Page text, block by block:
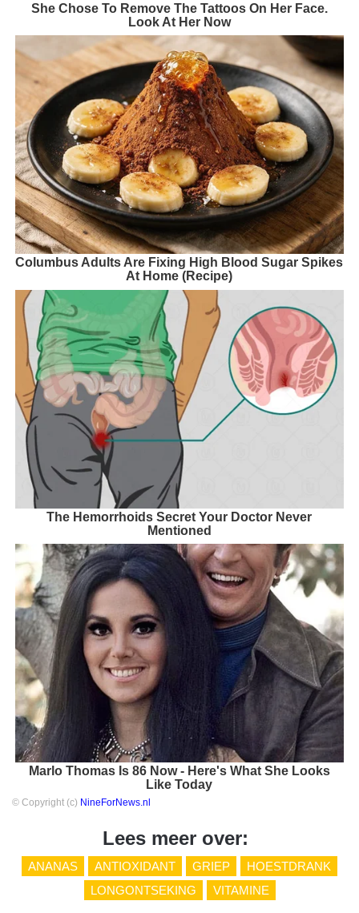
She Chose To Remove The Tattoos On Her Face.
Look At Her Now
Columbus Adults Are Fixing High Blood Sugar Spikes
At Home (Recipe)
The Hemorrhoids Secret Your Doctor Never
Mentioned
Marlo Thomas Is 86 Now - Here's What She Looks
Like Today
© Copyright (c) NineForNews.nl
Lees meer over:
ANANAS ANTIOXIDANT GRIEP
HOESTDRANK
LONGONTSEKING
VITAMINE